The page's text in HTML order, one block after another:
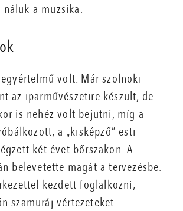
a muzsika.
volt. Már szolnoki
az iparművészetire készült, de
is nehéz volt bejutni, míg a
a „kisképző” esti
két évet bőrszakon. A
belevetette magát a tervezésbe.
kezdett foglalkozni,
szamuráj vértezeteket